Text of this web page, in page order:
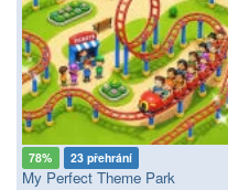
78% 23 přehrání
My Perfect Theme Park